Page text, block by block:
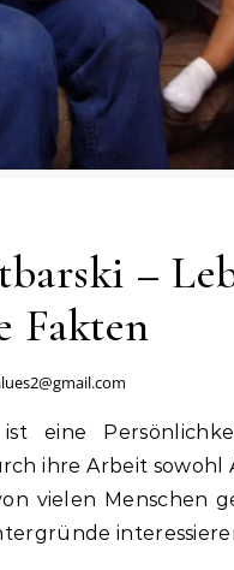
–
Fakten
ist eine
ihre Arbeit
vielen Menschen